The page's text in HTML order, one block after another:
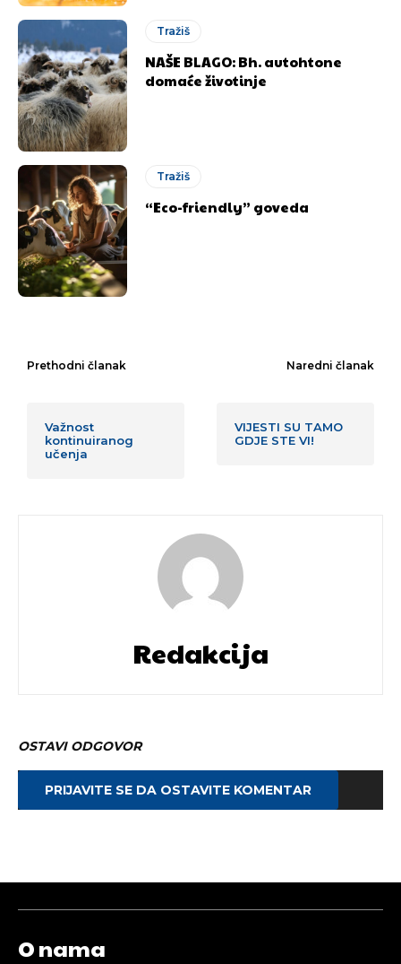
Tražiš
NAŠE BLAGO: Bh. autohtone
domaće životinje
Tražiš
“Eco-friendly” goveda
Prethodni članak
Važnost
kontinuiranog
učenja
Naredni članak
VIJESTI SU TAMO
GDJE STE VI!
Redakcija
OSTAVI ODGOVOR
PRIJAVITE SE DA OSTAVITE KOMENTAR
O nama